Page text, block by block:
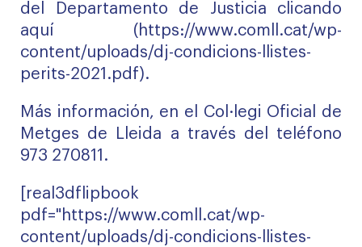
del Departamento de Justicia clicando
aquí (https://www.comll.cat/wp-
content/uploads/dj-condicions-llistes-
perits-2021.pdf).
Más información, en el Col·legi Oficial de
Metges de Lleida a través del teléfono
973 270811.
[real3dflipbook
pdf="https://www.comll.cat/wp-
content/uploads/dj-condicions-llistes-